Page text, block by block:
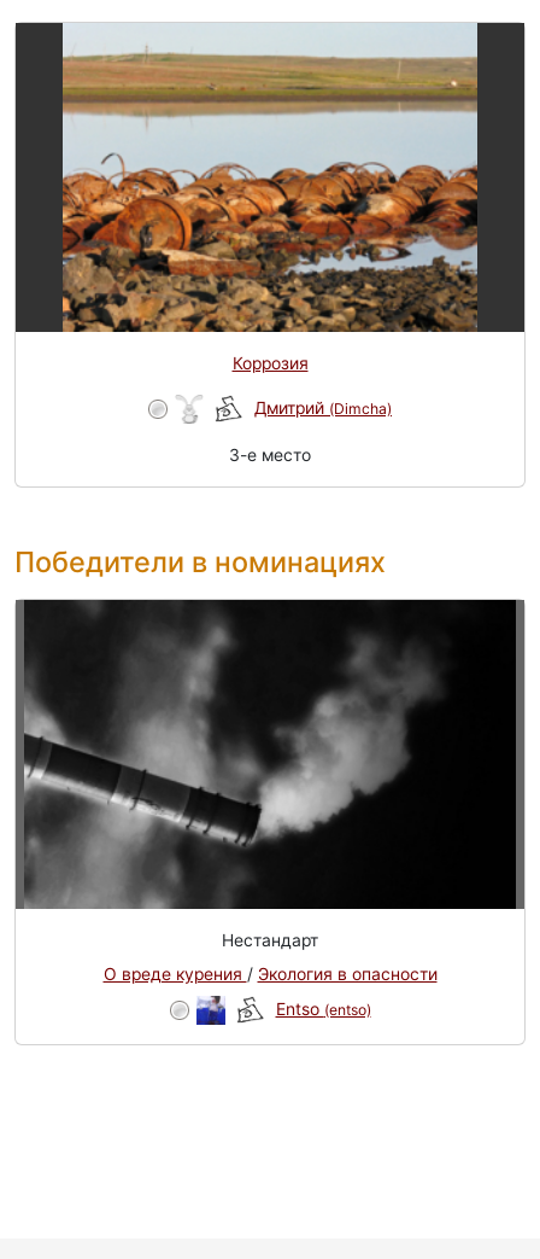
Коррозия
Дмитрий (Dimcha)
3-e место
Победители в номинациях
Нестандарт
О вреде курения / Экология в опасности
Entso (entso)